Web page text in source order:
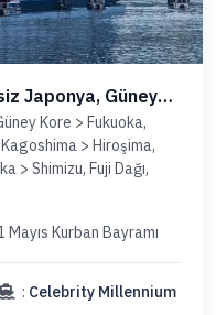
Japonya, Güney
Kore > Fukuoka,
> Hiroşima,
> Shimizu, Fuji Dağı,
Kurban Bayramı
: Celebrity Millennium